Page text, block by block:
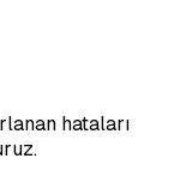
hataları